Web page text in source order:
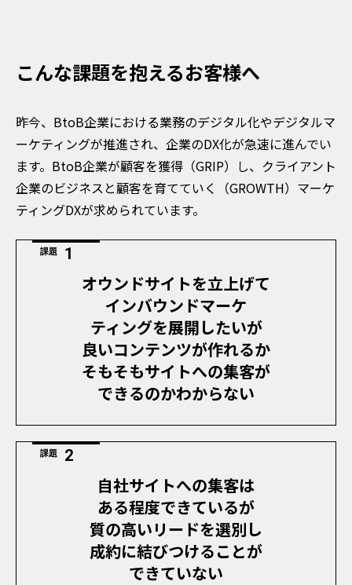
こんな課題を抱えるお客様へ
昨今、BtoB企業における業務のデジタル化やデジタルマ
ーケティングが推進され、企業のDX化が急速に進んでい
ます。BtoB企業が顧客を獲得（GRIP）し、クライアント
企業のビジネスと顧客を育てていく（GROWTH）マーケ
ティングDXが求められています。​
課題
オウンドサイトを立上げて
インバウンドマーケ
ティングを展開したいが
良いコンテンツが作れるか
そもそもサイトへの集客が
できるのかわからない
課題
自社サイトへの集客は
ある程度できているが
質の高いリードを選別し
成約に結びつけることが
できていない